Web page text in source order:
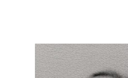
Zeige
grösseres
Bild